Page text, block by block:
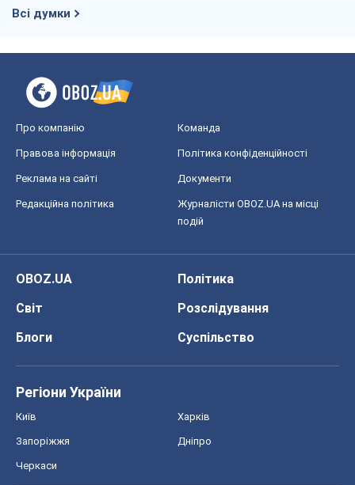
Всі думки
Про компанію Команда
Правова інформація Політика конфіденційності
Реклама на сайті Документи
Редакційна політика
Журналісти OBOZ.UA на місці
подій
OBOZ.UA
Політика
Світ
Розслідування
Блоги
Суспільство
Регіони України
Київ Харків
Запоріжжя Дніпро
Черкаси